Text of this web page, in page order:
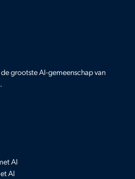
grootste AI-gemeenschap van
.
AI
AI